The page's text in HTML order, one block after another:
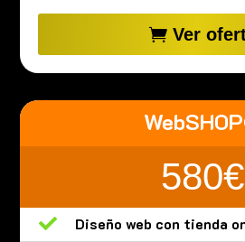
Ver
580€

Diseño web con tienda